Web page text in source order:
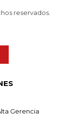
reservados.
Gerencia